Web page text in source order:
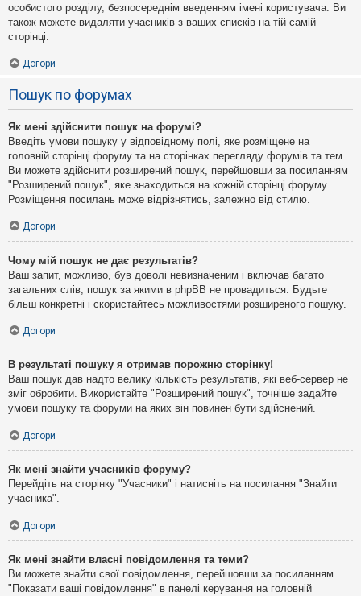
особистого розділу, безпосереднім введенням імені користувача. Ви
також можете видаляти учасників з ваших списків на тій самій
сторінці.
Догори
Пошук по форумах
Як мені здійснити пошук на форумі?
Введіть умови пошуку у відповідному полі, яке розміщене на
головній сторінці форуму та на сторінках перегляду форумів та тем.
Ви можете здійснити розширений пошук, перейшовши за посиланням
"Розширений пошук", яке знаходиться на кожній сторінці форуму.
Розміщення посилань може відрізнятись, залежно від стилю.
Догори
Чому мій пошук не дає результатів?
Ваш запит, можливо, був доволі невизначеним і включав багато
загальних слів, пошук за якими в phpBB не провадиться. Будьте
більш конкретні і скористайтесь можливостями розширеного пошуку.
Догори
В результаті пошуку я отримав порожню сторінку!
Ваш пошук дав надто велику кількість результатів, які веб-сервер не
зміг обробити. Використайте "Розширений пошук", точніше задайте
умови пошуку та форуми на яких він повинен бути здійснений.
Догори
Як мені знайти учасників форуму?
Перейдіть на сторінку "Учасники" і натисніть на посилання "Знайти
учасника".
Догори
Як мені знайти власні повідомлення та теми?
Ви можете знайти свої повідомлення, перейшовши за посиланням
"Показати ваші повідомлення" в панелі керування на головній